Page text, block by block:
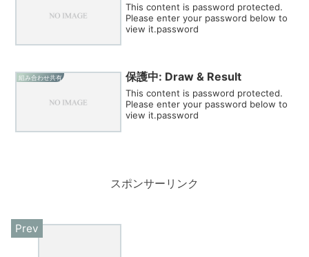
This content is password protected.
Please enter your password below to
view it.password
組み合わせ共有 保護中: Draw & Result
This content is password protected.
Please enter your password below to
view it.password
スポンサーリンク